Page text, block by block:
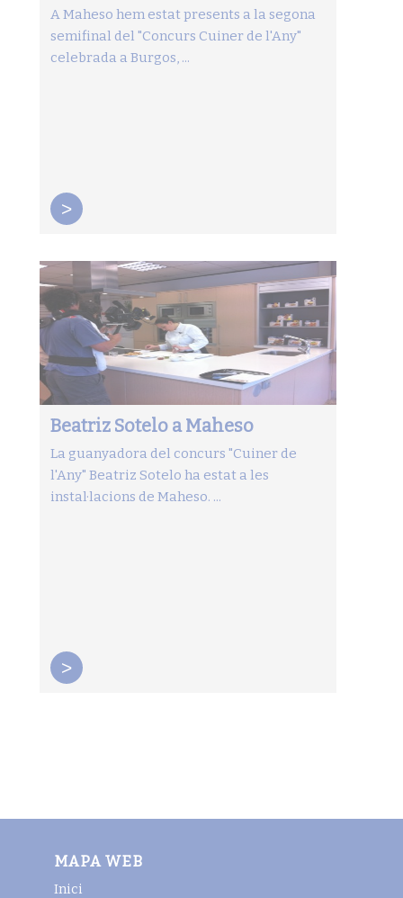
A Maheso hem estat presents a la segona
semifinal del "Concurs Cuiner de l'Any"
celebrada a Burgos, ...
>
Beatriz Sotelo a Maheso
La guanyadora del concurs "Cuiner de
l'Any" Beatriz Sotelo ha estat a les
instal·lacions de Maheso. ...
>
MAPA WEB
Inici